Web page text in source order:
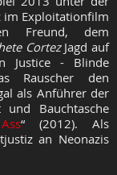
im Exploitationfilm
Freund, dem
Cortez Jagd auf
Justice - Blinde
Rauscher den
als Anführer der
Bauchtasche
“ (2012). Als
an Neonazis